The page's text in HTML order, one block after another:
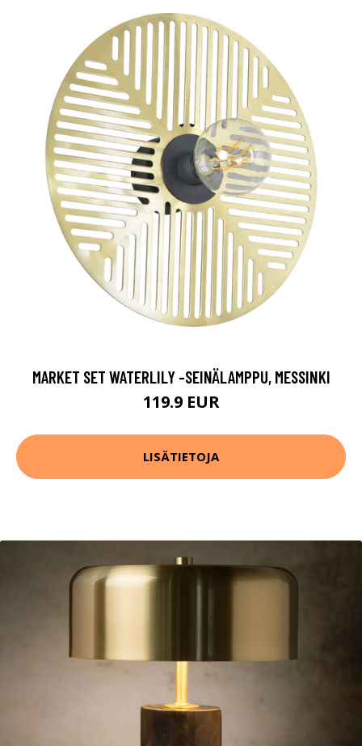
MARKET SET WATERLILY -SEINÄLAMPPU, MESSINKI
119.9 EUR
LISÄTIETOJA